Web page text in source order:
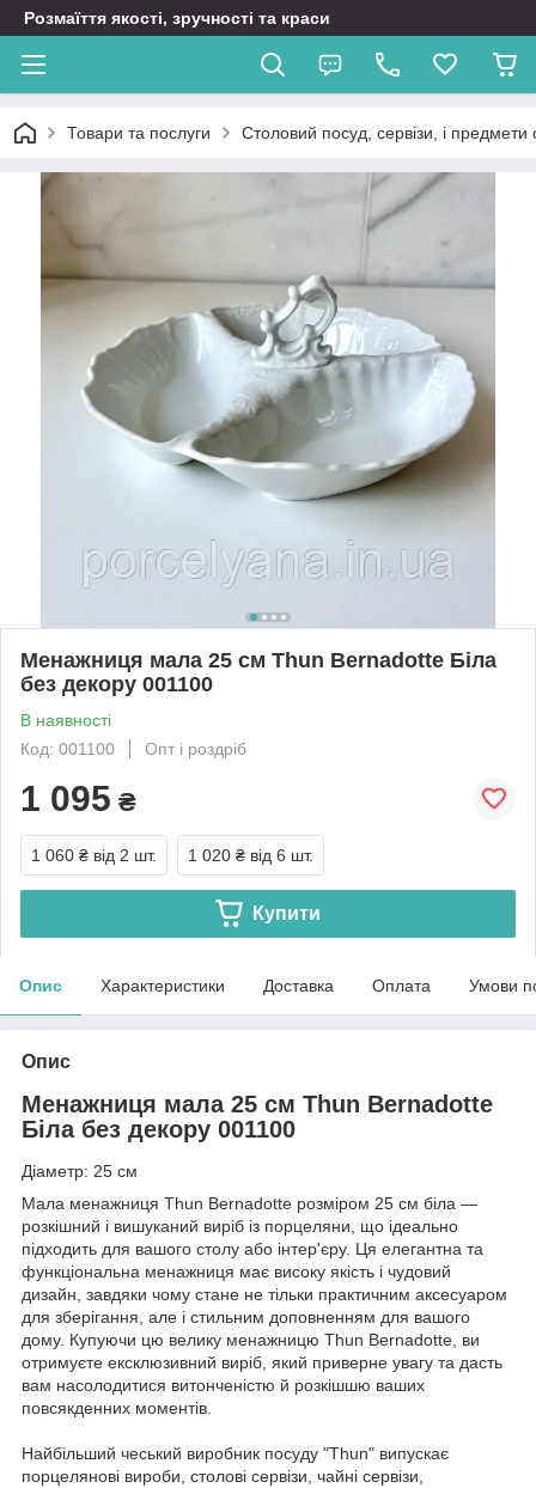
Розмаїття якості, зручності та краси
Товари та послуги Столовий посуд, сервізи, і предмети
Менажниця мала 25 см Thun Bernadotte Біла
без декору 001100
В наявності
Код: 001100
Опт і роздріб
1 095 ₴
1 060 ₴ від 2 шт. 1 020 ₴ від 6 шт.
Купити
Опис Характеристики Доставка Оплата Умови
Опис
Менажниця мала 25 см Thun Bernadotte
Біла без декору 001100
Діаметр: 25 см
Мала менажниця Thun Bernadotte розміром 25 см біла —
розкішний і вишуканий виріб із порцеляни, що ідеально
підходить для вашого столу або інтер'єру. Ця елегантна та
функціональна менажниця має високу якість і чудовий
дизайн, завдяки чому стане не тільки практичним аксесуаром
для зберігання, але і стильним доповненням для вашого
дому. Купуючи цю велику менажницю Thun Bernadotte, ви
отримуєте ексклюзивний виріб, який приверне увагу та дасть
вам насолодитися витонченістю й розкішшю ваших
повсякденних моментів.
Найбільший чеський виробник посуду "Thun" випускає
порцелянові вироби, столові сервізи, чайні сервізи,